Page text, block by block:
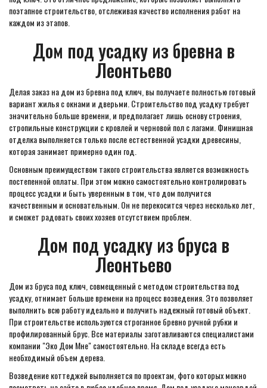
поэтапное строительство, отслеживая качество исполнения работ на
каждом из этапов.
Дом под усадку из бревна в
Леонтьево
Делая заказ на дом из бревна под ключ, вы получаете полностью готовый
вариант жилья с окнами и дверьми. Строительство под усадку требует
значительно больше времени, и предполагает лишь основу строения,
стропильные конструкции с кровлей и черновой пол с лагами. Финишная
отделка выполняется только после естественной усадки древесины,
которая занимает примерно один год.
Основным преимуществом такого строительства является возможность
постепенной оплаты. При этом можно самостоятельно контролировать
процесс усадки и быть уверенным в том, что дом получится
качественным и основательным. Он не перекосится через несколько лет,
и сможет радовать своих хозяев отсутствием проблем.
Дом под усадку из бруса в
Леонтьево
Дом из бруса под ключ, совмещенный с методом строительства под
усадку, отнимает больше времени на процесс возведения. Это позволяет
выполнить всю работу идеально и получить надежный готовый объект.
При строительстве используются строганное бревно ручной рубки и
профилированный брус. Все материалы заготавливаются специалистами
компании "Эко Дом Мне" самостоятельно. На складе всегда есть
необходимый объем дерева.
Возведение коттеджей выполняется по проектам, фото которых можно